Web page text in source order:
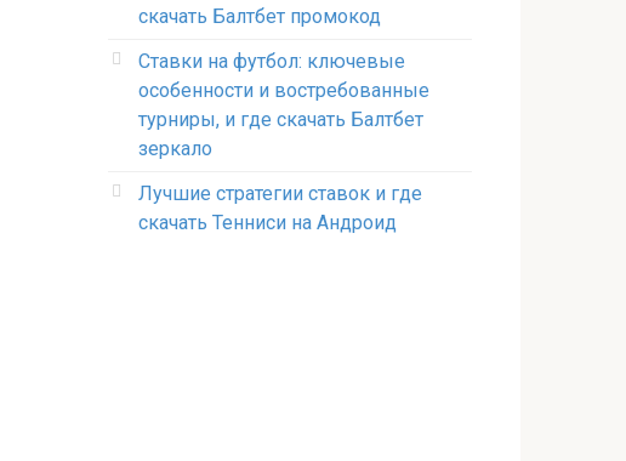
скачать Балтбет промокод
Ставки на футбол: ключевые
особенности и востребованные
турниры, и где скачать Балтбет
зеркало
Лучшие стратегии ставок и где
скачать Тенниси на Андроид